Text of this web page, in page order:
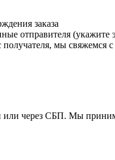
заказа
отправителя (укажите
мы свяжемся
или через СБП. Мы